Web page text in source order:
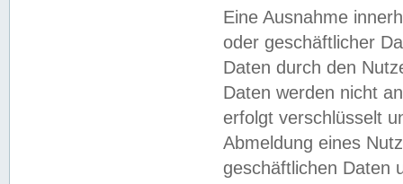
Eine Ausnahme
oder geschäftlicher
Daten durch den
Daten werden nicht
erfolgt verschlüsselt
Abmeldung eines
geschäftlichen Daten